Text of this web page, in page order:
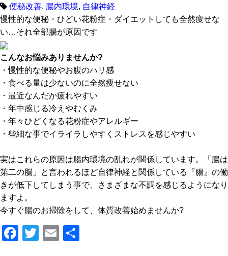
o
o
k
便秘改善, 腸内環境, 自律神経
慢性的な便秘・ひどい花粉症・ダイエットしても全然痩せな
い…それ全部腸が原因です
こんなお悩みありませんか?
・慢性的な便秘やお腹のハリ感
・食べる量は少ないのに全然痩せない
・最近なんだか疲れやすい
・年中感じる冷えやむくみ
・年々ひどくなる花粉症やアレルギー
・些細な事でイライラしやすくストレスを感じやすい
実はこれらの原因は腸内環境の乱れが関係しています。「腸は
第二の脳」と言われるほど自律神経と関係している『腸』の働
きが低下してしまう事で、さまざまな不調を感じるようになり
ますよ。
今すぐ腸のお掃除をして、体質改善始めませんか?
F
T
E